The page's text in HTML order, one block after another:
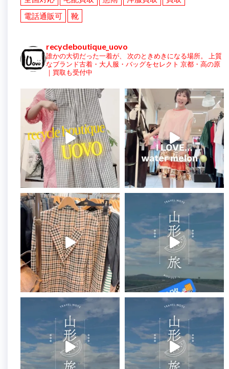
電話通販可
靴
recycleboutique_uovo
誰かの大切だった一着が、 次のときめきになる場所。
上質
なブランド古着・大人服・バッグをセレクト 京都・高の原
｜買取も受付中